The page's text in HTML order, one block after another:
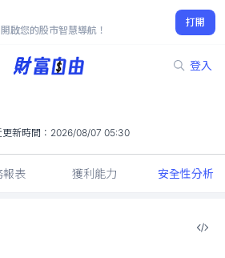
啟您的股市智慧導航！
打開
登入
36.65
2.03%
新時間： 2026/08/07 05:30
報表 獲利能力 安全性分析